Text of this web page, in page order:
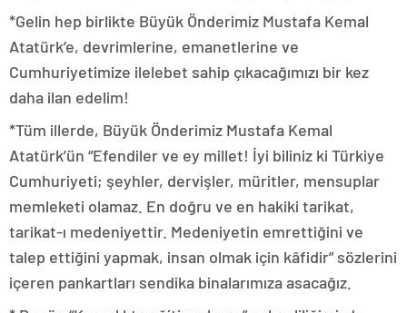
*Gelin hep birlikte Büyük Önderimiz Mustafa Kemal
Atatürk’e, devrimlerine, emanetlerine ve
Cumhuriyetimize ilelebet sahip çıkacağımızı bir kez
daha ilan edelim!
*Tüm illerde, Büyük Önderimiz Mustafa Kemal
Atatürk’ün “Efendiler ve ey millet! İyi biliniz ki Türkiye
Cumhuriyeti; şeyhler, dervişler, müritler, mensuplar
memleketi olamaz. En doğru ve en hakiki tarikat,
tarikat-ı medeniyettir. Medeniyetin emrettiğini ve
talep ettiğini yapmak, insan olmak için kâfidir” sözlerini
içeren pankartları sendika binalarımıza asacağız.